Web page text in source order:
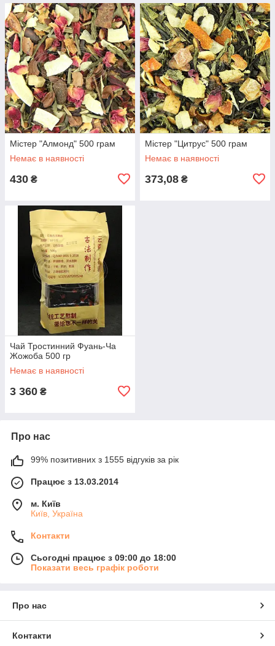
Містер "Алмонд" 500 грам
Немає в наявності
430 ₴
Містер "Цитрус" 500 грам
Немає в наявності
373,08 ₴
Чай Тростинний Фуань-Ча
Жожоба 500 гр
Немає в наявності
3 360 ₴
Про нас
99% позитивних з 1555 відгуків за рік
Працює з 13.03.2014
м. Київ
Київ, Україна
Контакти
Сьогодні працює з 09:00 до 18:00
Показати весь графік роботи
Про нас
Контакти